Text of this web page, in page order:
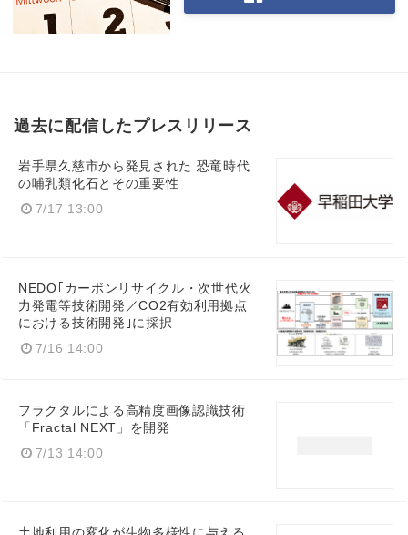
過去に配信したプレスリリース
岩手県久慈市から発見された 恐竜時代
の哺乳類化石とその重要性
7/17 13:00
NEDO｢カーボンリサイクル・次世代火
力発電等技術開発／CO2有効利用拠点
における技術開発｣に採択
7/16 14:00
フラクタルによる高精度画像認識技術
「Fractal NEXT」を開発
7/13 14:00